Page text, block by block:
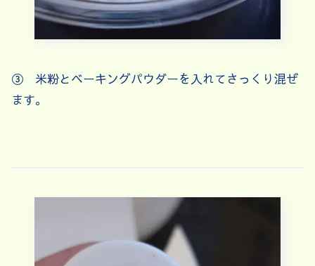
③ 米粉とベーキングパウダーを入れてさっくり混ぜ
ます。